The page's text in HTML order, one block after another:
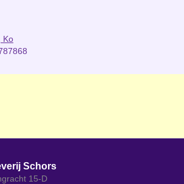
Ko
Schors
15-D